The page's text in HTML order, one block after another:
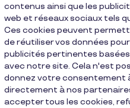
Avantages
Luxembourg
repas &
gagnant
contenus ainsi que les
web et réseaux sociaux tels
Ces cookies peuvent
de réutiliser vos données
publicités pertinentes
avec notre site. Cela n'est
donnez votre consentement
directement à nos
accepter tous les cookies,